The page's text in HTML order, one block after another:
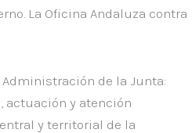
La Oficina Andaluza contra
Administración de la Junta:
actuación y atención
y territorial de la